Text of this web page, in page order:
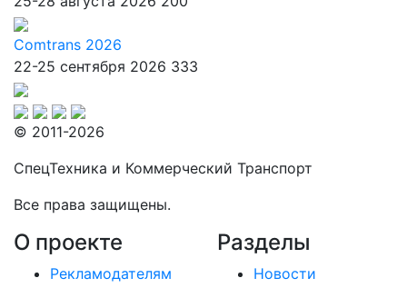
Comtrans 2026
22-25 сентября 2026 333
© 2011-2026
СпецТехника и Коммерческий Транспорт
Все права защищены.
О проекте
Рекламодателям
Разделы
Новости